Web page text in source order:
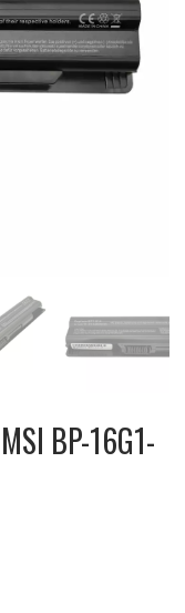
BP-16G1-